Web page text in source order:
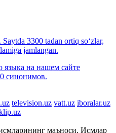
3300 tadan ortiq so‘zlar,
jamlangan.
языка на нашем сайте
синонимов.
television.uz vatt.uz iboralar.uz
маъноси. Исмлар